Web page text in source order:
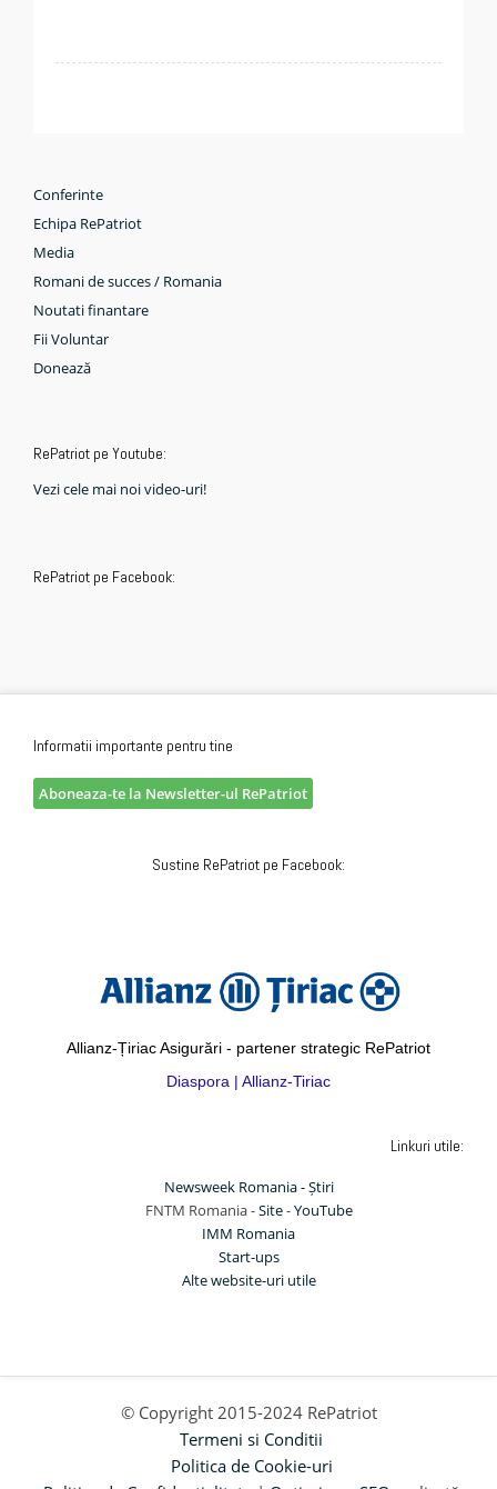
Conferinte
Echipa RePatriot
Media
Romani de succes / Romania
Noutati finantare
Fii Voluntar
Donează
RePatriot pe Youtube:
Vezi cele mai noi video-uri!
RePatriot pe Facebook:
Informatii importante pentru tine
Aboneaza-te la Newsletter-ul RePatriot
Sustine RePatriot pe Facebook:
Allianz-Țiriac Asigurări - partener strategic RePatriot
Diaspora | Allianz-Tiriac
Linkuri utile:
Newsweek Romania - Știri
FNTM Romania -Site-YouTube
IMM Romania
Start-ups
Alte website-uri utile
© Copyright 2015-2024 RePatriot
Termeni si Conditii
Politica de Cookie-uri